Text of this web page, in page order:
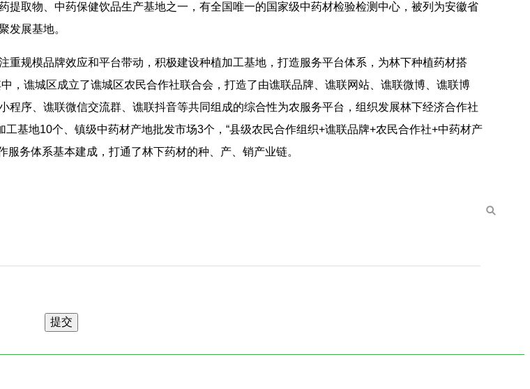
提取物、中药保健饮品生产基地之一，有全国唯一的国家级中药材检验检测中心，被列为安徽省
发展基地。
规模品牌效应和平台带动，积极建设种植加工基地，打造服务平台体系，为林下种植药材搭
中，谯城区成立了谯城区农民合作社联合会，打造了由谯联品牌、谯联网站、谯联微博、谯联博
程序、谯联微信交流群、谯联抖音等共同组成的综合性为农服务平台，组织发展林下经济合作社
工基地10个、镇级中药材产地批发市场3个，“县级农民合作组织+谯联品牌+农民合作社+中药材产
服务体系基本建成，打通了林下药材的种、产、销产业链。